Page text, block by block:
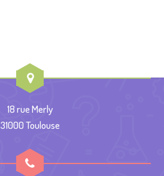
18 rue Merly
31000 Toulouse